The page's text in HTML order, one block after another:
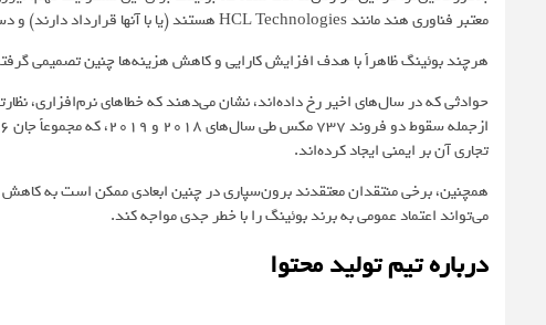
معتبر فناوری هند مانند HCL Technologies هستند (یا با آنها قرارداد دارند) و دستمزد کمی (
هرچند بوئینگ ظاهراً با هدف افزایش کارایی و کاهش هزینه‌ها چنین تصمیمی
حوادثی که در سال‌های اخیر رخ داده‌اند، نشان می‌دهند که خطاهای نرم‌افزاری،
تجاری آن بر ایمنی ایجاد کرده‌اند.
همچنین، برخی منتقدان معتقدند برون‌سپاری در چنین ابعادی ممکن است به
می‌تواند اعتماد عمومی به برند بوئینگ را با خطر جدی مواجه کند.
درباره تیم تولید محتوا